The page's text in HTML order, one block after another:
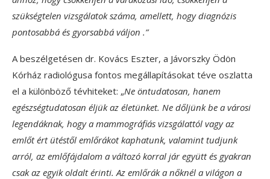
szükségtelen vizsgálatok száma, amellett, hogy diagnózis
pontosabbá és gyorsabbá váljon .”
A beszélgetésen dr. Kovács Eszter, a Jávorszky Ödön
Kórház radiológusa fontos megállapításokat téve oszlatta
el a különböző tévhiteket: „Ne öntudatosan, hanem
egészségtudatosan éljük az életünket. Ne dőljünk be a városi
legendáknak, hogy a mammográfiás vizsgálattól vagy az
emlőt ért ütéstől emlőrákot kaphatunk, valamint tudjunk
arról, az emlőfájdalom a változó korral jár együtt és gyakran
csak az egyik oldalt érinti. Az emlőrák a nőknél a világon a